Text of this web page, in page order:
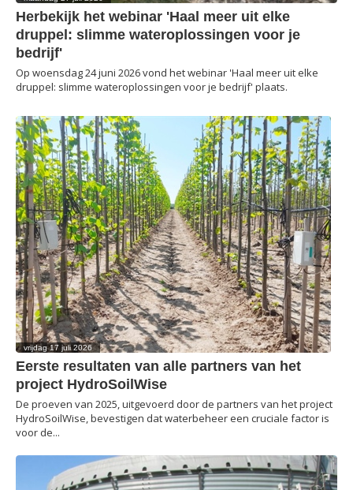
Herbekijk het webinar 'Haal meer uit elke
druppel: slimme wateroplossingen voor je
bedrijf'
Op woensdag 24 juni 2026 vond het webinar 'Haal meer uit elke
druppel: slimme wateroplossingen voor je bedrijf' plaats.
vrijdag 17 juli 2026
Eerste resultaten van alle partners van het
project HydroSoilWise
De proeven van 2025, uitgevoerd door de partners van het project
HydroSoilWise, bevestigen dat waterbeheer een cruciale factor is
voor de...